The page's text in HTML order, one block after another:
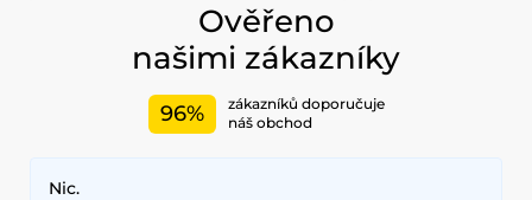
Ověřeno
našimi zákazníky
96%
zákazníků doporučuje
náš obchod
Nic.